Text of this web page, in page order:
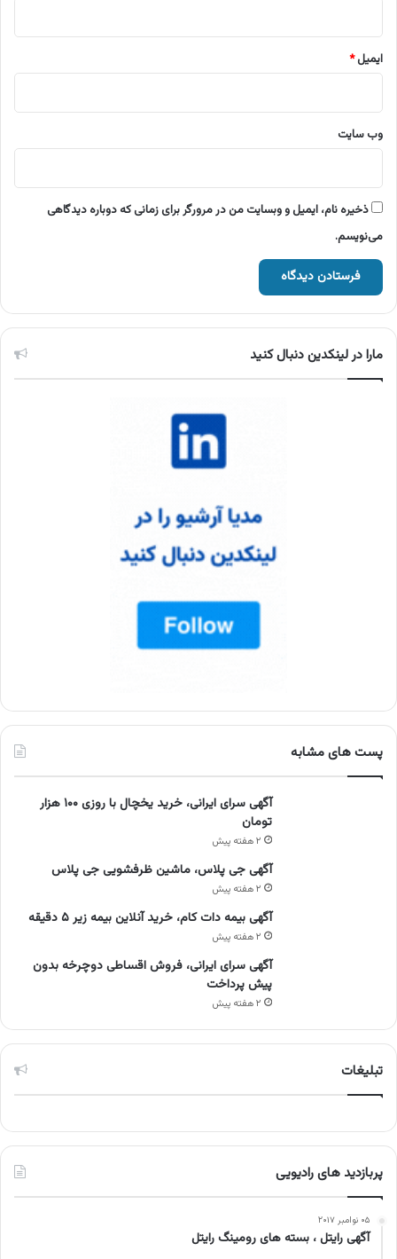
ایمیل*
وب‌ سایت
ذخیره نام، ایمیل و وبسایت من در مرورگر برای زمانی که دوباره دیدگاهی
می‌نویسم.
مارا در لینکدین دنبال کنید
پست های مشابه
آگهی سرای ایرانی، خرید یخچال با روزی ۱۰۰ هزار
تومان
۲ هفته پیش
آگهی جی پلاس، ماشین ظرفشویی جی پلاس
۲ هفته پیش
آگهی بیمه دات کام، خرید آنلاین بیمه زیر ۵ دقیقه
۲ هفته پیش
آگهی سرای ایرانی، فروش اقساطی دوچرخه بدون
پیش پرداخت
۲ هفته پیش
تبلیغات
پربازدید های رادیویی
۰۵ نوامبر ۲۰۱۷
آگهی رایتل ، بسته های رومینگ رایتل